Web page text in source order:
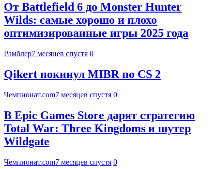
От Battlefield 6 до Monster Hunter
Wilds: самые хорошо и плохо
оптимизированные игры 2025 года
Рамблер7 месяцев спустя 0
Qikert покинул MIBR по CS 2
Чемпионат.com7 месяцев спустя 0
В Epic Games Store дарят стратегию
Total War: Three Kingdoms и шутер
Wildgate
Чемпионат.com7 месяцев спустя 0